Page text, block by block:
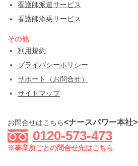
看護師派遣サービス
看護師添乗サービス
その他
利用規約
プライバシーポリシー
サポート（お問合せ）
サイトマップ
お問合せはこちら<ナースパワー本社>
0120-573-473
※事業所ごとの問合せ先はこちら